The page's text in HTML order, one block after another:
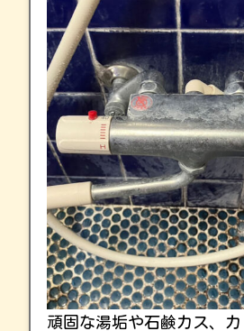
頑固な湯垢や石鹸カス、